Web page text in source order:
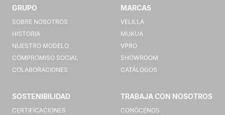
GRUPO
SOBRE NOSOTROS
HISTORIA
NUESTRO MODELO
COMPROMISO SOCIAL
COLABORACIONES
MARCAS
VELILLA
MUKUA
VPRO
SHOWROOM
CATÁLOGOS
SOSTENIBILIDAD
CERTIFICACIONES
TRABAJA CON NOSOTROS
CONÓCENOS